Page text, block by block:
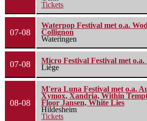
Tickets
07-08
Waterpop Festival met o.a.
Collignon
Wateringen
07-08
Micro Festival Festival met
Liège
08-08
M'era Luna Festival met o.a.
Xymox, Xandria, Within
Floor Jansen, White Lies
Hildesheim
Tickets